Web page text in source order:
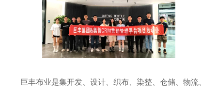
巨丰布业是集开发、设计、织布、染整、仓储、物流、